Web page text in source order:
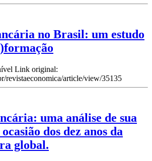
no Brasil: um estudo
Link original:
revistaeconomica/article/view/35135
uma análise de sua
dos dez anos da
global.